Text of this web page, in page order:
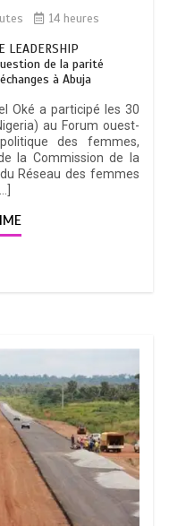
14 heures
LEADERSHIP
de la parité
à Abuja
Oké a participé les 30
au Forum ouest-
des femmes,
la Commission de la
Réseau des femmes